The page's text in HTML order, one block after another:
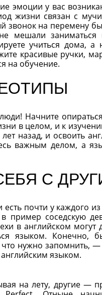
эмоции у вас
жизни связан с
звонок на перемену
мешали заниматься
учиться дома,
красивые ручки,
на обучение.
Начните
в целом, и к
назад, и освоить
важным делом, а
С
почти у каждого
пример соседскую
в английском
языком. Конечно,
нужно запомнить,
языком.
на лету, другие —